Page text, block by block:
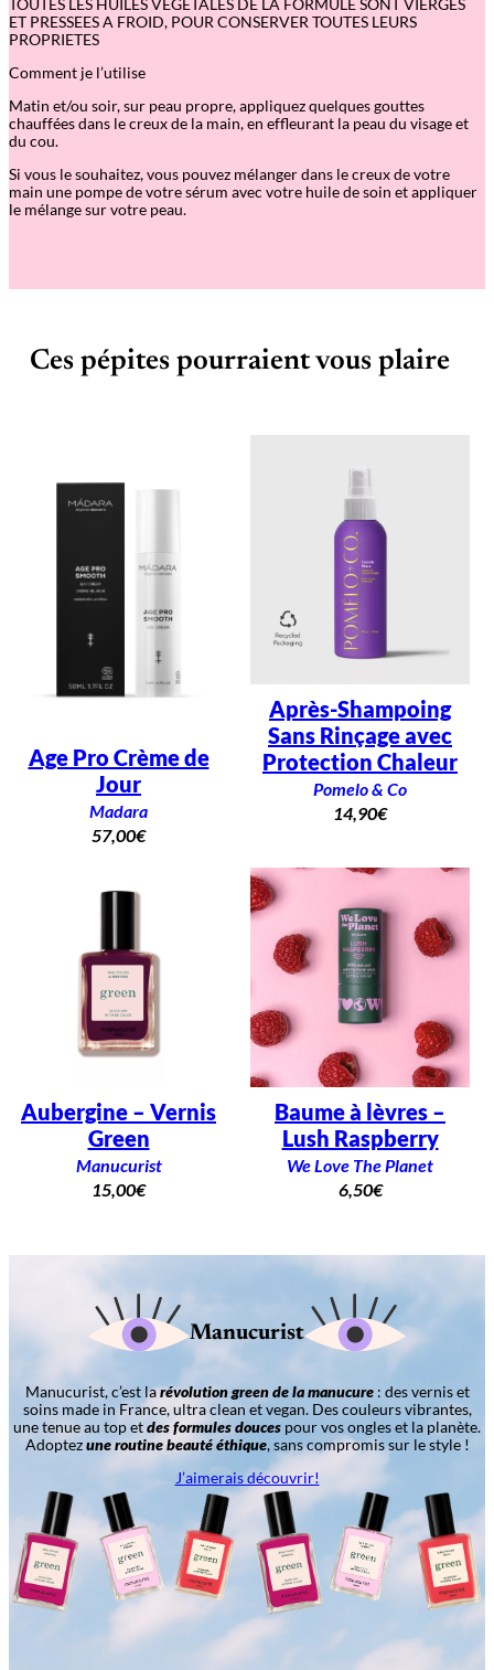
n
t
i
x
y
d
a
n
t
e
TOUTES LES HUILES VEGETALES DE LA FORMULE SONT VIERGES
ET PRESSEES A FROID, POUR CONSERVER TOUTES LEURS
PROPRIETES
Comment je l’utilise
Matin et/ou soir, sur peau propre, appliquez quelques gouttes
chauffées dans le creux de la main, en effleurant la peau du visage et
du cou.
Si vous le souhaitez, vous pouvez mélanger dans le creux de votre
main une pompe de votre sérum avec votre huile de soin et appliquer
le mélange sur votre peau.
Ces pépites pourraient vous plaire
Age Pro Crème de
Jour
Madara
57,00€
Après-Shampoing
Sans Rinçage avec
Protection Chaleur
Pomelo & Co
14,90€
Aubergine – Vernis
Green
Manucurist
15,00€
Baume à lèvres –
Lush Raspberry
We Love The Planet
6,50€
Manucurist
Manucurist, c’est larévolution green de la manucure: des vernis et
soins made in France, ultra clean et vegan. Des couleurs vibrantes,
une tenue au top etdes formules douces pour vos ongles et la planète.
Adoptezune routine beauté éthique, sans compromis sur le style !
J’aimerais découvrir!